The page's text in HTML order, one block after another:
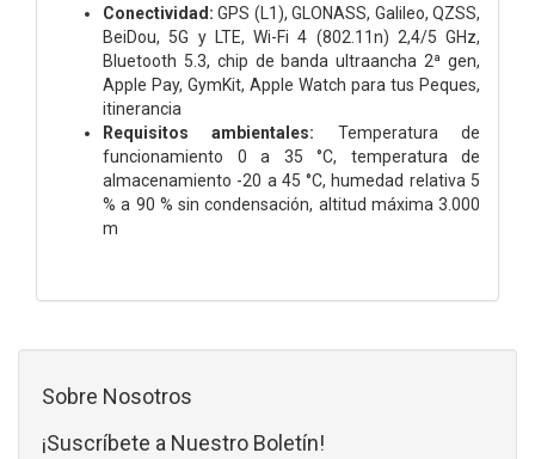
Conectividad: GPS (L1), GLONASS, Galileo, QZSS,
BeiDou, 5G y LTE, Wi-Fi 4 (802.11n) 2,4/5 GHz,
Bluetooth 5.3, chip de banda ultraancha 2ª gen,
Apple Pay, GymKit, Apple Watch para tus Peques,
itinerancia
Requisitos ambientales: Temperatura de
funcionamiento 0 a 35 °C, temperatura de
almacenamiento -20 a 45 °C, humedad relativa 5
% a 90 % sin condensación, altitud máxima 3.000
m
Sobre Nosotros
¡Suscríbete a Nuestro Boletín!